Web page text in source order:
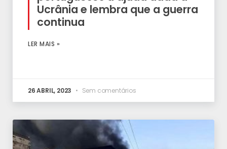
Ucrânia e lembra que a guerra
continua
LER MAIS »
26 ABRIL, 2023 Sem comentários